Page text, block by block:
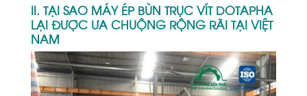
II. TẠI SAO MÁY ÉP BÙN TRỤC VÍT DOTAPHA
LẠI ĐƯỢC ƯA CHUỘNG RỘNG RÃI TẠI VIỆT
NAM